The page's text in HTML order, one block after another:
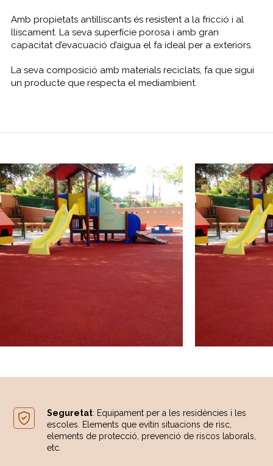
Amb propietats antilliscants és resistent a la fricció i al
lliscament. La seva superfície porosa i amb gran
capacitat d’evacuació d’aigua el fa ideal per a exteriors.
La seva composició amb materials reciclats, fa que sigui
un producte que respecta el mediambient.
Seguretat: Equipament per a les residències i les
escoles. Elements que evitin situacions de risc,
elements de protecció, prevenció de riscos laborals,
etc.